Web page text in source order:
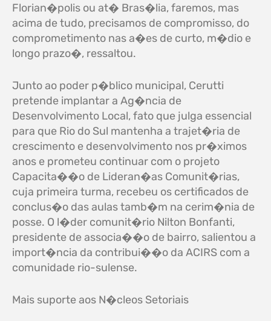
Florian�polis ou at� Bras�lia, faremos, mas
acima de tudo, precisamos de compromisso, do
comprometimento nas a�es de curto, m�dio e
longo prazo�, ressaltou.
Junto ao poder p�blico municipal, Cerutti
pretende implantar a Ag�ncia de
Desenvolvimento Local, fato que julga essencial
para que Rio do Sul mantenha a trajet�ria de
crescimento e desenvolvimento nos pr�ximos
anos e prometeu continuar com o projeto
Capacita��o de Lideran�as Comunit�rias,
cuja primeira turma, recebeu os certificados de
conclus�o das aulas tamb�m na cerim�nia de
posse. O l�der comunit�rio Nilton Bonfanti,
presidente de associa��o de bairro, salientou a
import�ncia da contribui��o da ACIRS com a
comunidade rio-sulense.
Mais suporte aos N�cleos Setoriais